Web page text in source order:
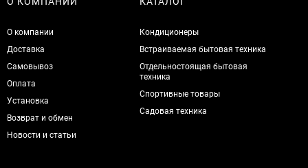
О компании
Доставка
Самовывоз
Оплата
Установка
Возврат и обмен
Новости и статьи
Кондиционеры
Встраиваемая бытовая техника
Отдельностоящая бытовая
техника
Спортивные товары
Садовая техника